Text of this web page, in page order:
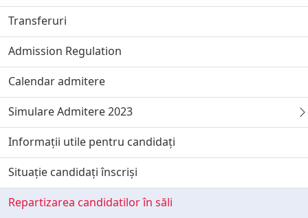
Transferuri
Admission Regulation
Calendar admitere
Simulare Admitere 2023
Informații utile pentru candidați
Situație candidați înscriși
Repartizarea candidatilor în săli